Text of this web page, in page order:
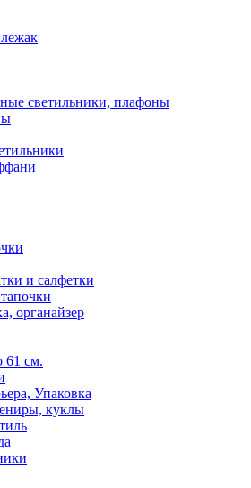
светильники, плафоны
и салфетки
органайзер
61 см.
Упаковка
куклы